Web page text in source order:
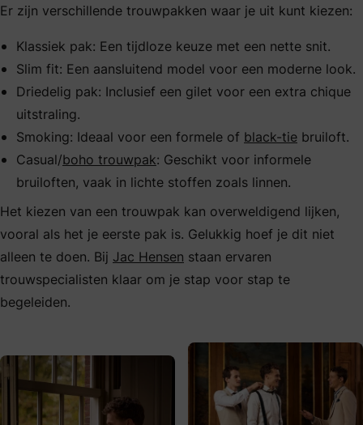
Er zijn verschillende trouwpakken waar je uit kunt kiezen:
Klassiek pak: Een tijdloze keuze met een nette snit.
Slim fit: Een aansluitend model voor een moderne look.
Driedelig pak: Inclusief een gilet voor een extra chique
uitstraling.
Smoking: Ideaal voor een formele of black-tie bruiloft.
Casual/boho trouwpak: Geschikt voor informele
bruiloften, vaak in lichte stoffen zoals linnen.
Het kiezen van een trouwpak kan overweldigend lijken,
vooral als het je eerste pak is. Gelukkig hoef je dit niet
alleen te doen. Bij Jac Hensen staan ervaren
trouwspecialisten klaar om je stap voor stap te
begeleiden.